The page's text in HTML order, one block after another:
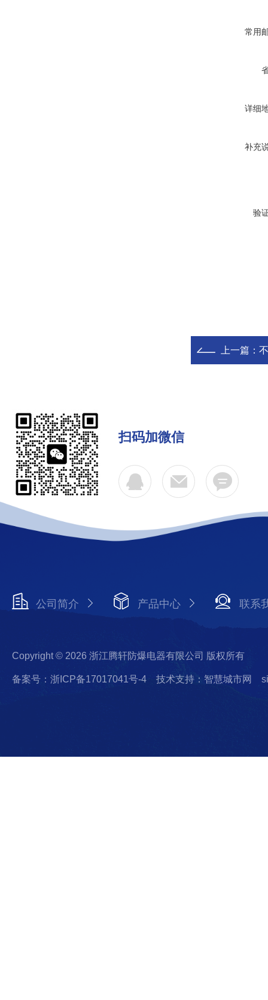
常用
详细
补充
验
上一篇：
扫码加微信
公司简介 产品中心 联系
Copyright © 2026 浙江腾轩防爆电器有限公司 版权所有
备案号：浙ICP备17017041号-4 技术支持：智慧城市网